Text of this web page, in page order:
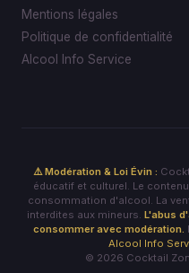
Mentions légales
Politique de confidentialité
Alcool Info Service
⚠️ Modération & Loi Évin :
éducatif et culturel. Le
consommation d'alcool. La
interdites aux mineurs. L'abus
consommer avec modération.
Alcool Info
© 2026 Cocktail